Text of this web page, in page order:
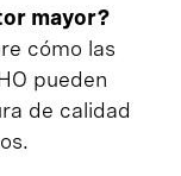
mayor?
cómo las
pueden
de calidad